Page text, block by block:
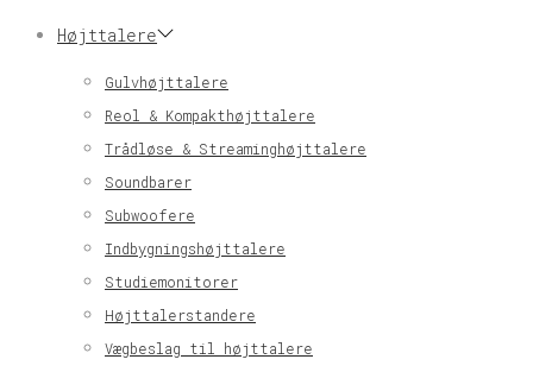
Højttalere
Gulvhøjttalere
Reol & Kompakthøjttalere
Trådløse & Streaminghøjttalere
Soundbarer
Subwoofere
Indbygningshøjttalere
Studiemonitorer
Højttalerstandere
Vægbeslag til højttalere